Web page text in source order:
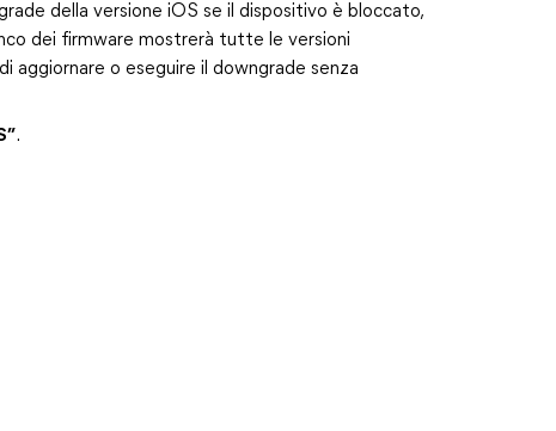
della versione iOS se il dispositivo è bloccato,
dei firmware mostrerà tutte le versioni
aggiornare o eseguire il downgrade senza
.